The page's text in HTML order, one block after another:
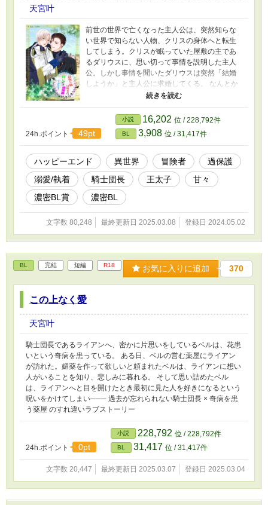
天宮叶
前世の世界で亡くなった主人公は、突然知らな
い世界で知らない人物、クリスの身体へと転生
してしまう。クリスが眠っていた屋敷の主であ
るダリウスに、思い切って事情を説明した主人
公。しかし事情を聞いたダリウスは突然「結婚
しようか」と主人公に求婚してくる。 なんとか
その求婚を断り、ダリウスと共に屋敷の外へと
出た主人公は、自分が転生した世界が魔法やモ
ンスターの存在するファンタジー世界だと気が
つき冒険者を目指すことにするが＿＿＿＿ 過保
護すぎる大型犬系最強S級冒険者攻めに振り回さ
れていると思いきや、自由奔放で強気な性格を
発揮して無自覚に振り回し返す元気な受けのド
タバタオメガバースラブコメディの予定 要所要
所シリアスが入ります。
24h.ポイント 49pt
小説 16,202 位 / 228,792件
BL 3,908 位 / 31,417件
ハッピーエンド 異世界 冒険者
過保護
溺愛/執着
騎士団長 王太子
甘々
濃密BL賞
濃密BL
文字数 80,248 最終更新日 2025.03.08 登録日 2024.05.02
BL 完結 短編 R18 お気に入りに追加 370
この上なく愛
天宮叶
騎士団長であるライアンへ、密かに片思いをしているベルは、花患
いという奇病を患っている。 ある日、ベルの営む薬屋にライアン
が訪れた。媚薬を作って欲しいと頼まれたベルは、ライアンに想い
人がいることを知り、悲しみに暮れる。 そして思い詰めたベル
は、ライアンへと目を開けたとき最初に見た人を好きになるという
呪いをかけてしまい─── 過去が忘れられない騎士団長 × 奇病を患
う薬屋 のすれ違いラブストーリー
24h.ポイント 0pt
小説 228,792 位 / 228,792件
BL 31,417 位 / 31,417件
文字数 20,447 最終更新日 2025.03.07 登録日 2025.03.04